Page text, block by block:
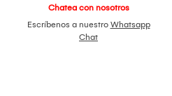
Chatea con nosotros
Escríbenos a nuestro Whatsapp
Chat